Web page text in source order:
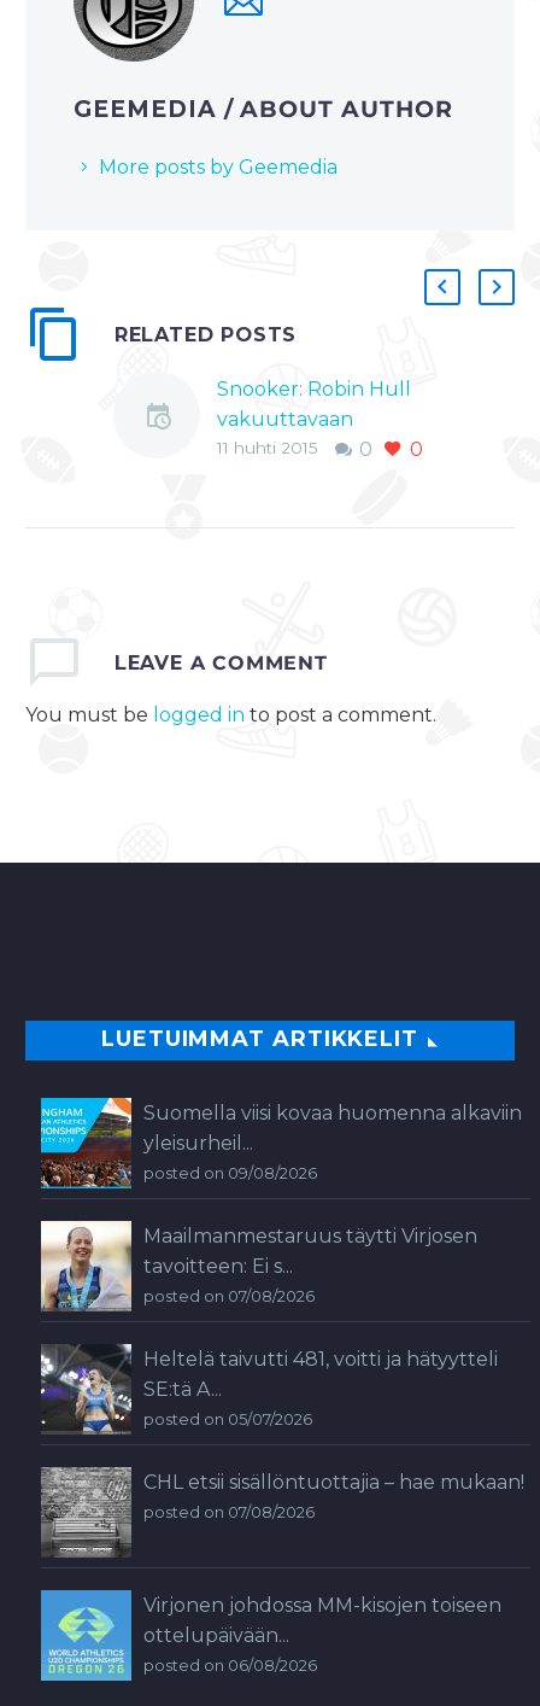
GEEMEDIA / ABOUT AUTHOR
More posts by Geemedia
RELATED POSTS
Snooker: Robin Hull
vakuuttavaan
voittoon
hallitsi peliä alusta
mentiin…
0 0
11 huhti 2015
LEAVE A COMMENT
You must be logged in to post a comment.
LUETUIMMAT ARTIKKELIT
Suomella viisi kovaa huomenna alkaviin
yleisurheil...
posted on 09/08/2026
Maailmanmestaruus täytti Virjosen
tavoitteen: Ei s...
posted on 07/08/2026
Heltelä taivutti 481, voitti ja hätyytteli
SE:tä A...
posted on 05/07/2026
CHL etsii sisällöntuottajia – hae mukaan!
posted on 07/08/2026
Virjonen johdossa MM-kisojen toiseen
ottelupäivään...
posted on 06/08/2026